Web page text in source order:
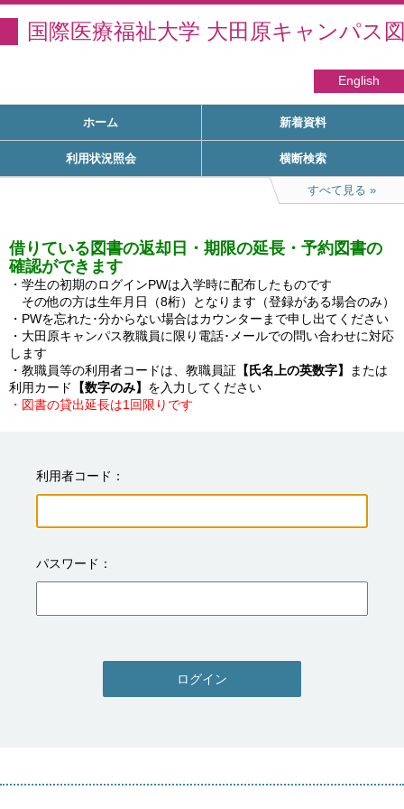
国際医療福祉大学 大田原キャンパス
English
ホーム 新着資料
利用状況照会 横断検索
すべて見る
借りている図書の返却日・期限の延長・予約図書の
確認ができます
・学生の初期のログインPWは入学時に配布したものです
その他の方は生年月日（8桁）となります（登録がある場合のみ）
・PWを忘れた･分からない場合はカウンターまで申し出てください
・大田原キャンパス教職員に限り電話･メールでの問い合わせに対応
します
・教職員等の利用者コードは、教職員証 【氏名上の英数字】
または
利用カード
【数字のみ】
・図書の貸出延長は1回限りです
利用者コード
パスワード
ログイン